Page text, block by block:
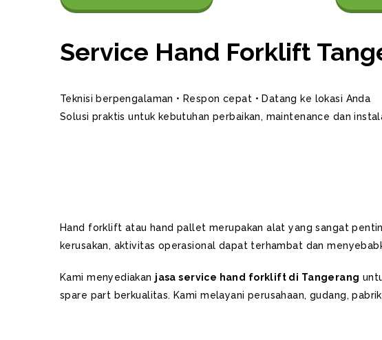
Service Hand Forklift
Teknisi berpengalaman • Respon cepat • Datang ke lokasi Anda
Solusi praktis untuk kebutuhan perbaikan, maintenance dan
Hand forklift atau hand pallet merupakan alat yang sangat
kerusakan, aktivitas operasional dapat terhambat dan
Kami menyediakan jasa service hand forklift di Tangerang
spare part berkualitas. Kami melayani perusahaan, gudang,